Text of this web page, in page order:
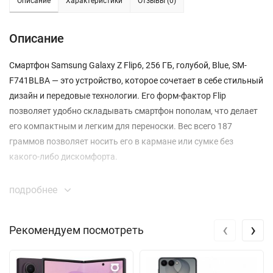
Описание
Смартфон Samsung Galaxy Z Flip6, 256 ГБ, голубой, Blue, SM-
F741BLBA — это устройство, которое сочетает в себе стильный
дизайн и передовые технологии. Его форм-фактор Flip
позволяет удобно складывать смартфон пополам, что делает
его компактным и легким для переноски. Вес всего 187
граммов позволяет носить его в кармане или сумке без
какого-либо дискомфорта.
Основной экран устройства — это 6.7-дюймовый Dynamic
интерфейс, который идеально подходит для просмотра видео
ваших любимых фильмов и сериалов, а поддержка
подробнее
Рекомендуем посмотреть ‹ ›